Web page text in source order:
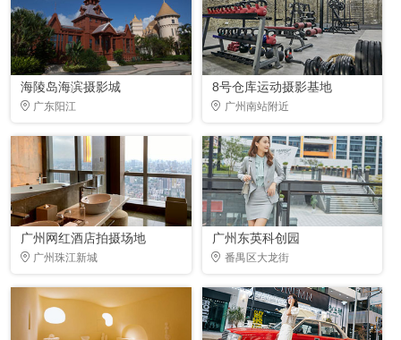
海陵岛海滨摄影城
广东阳江
8号仓库运动摄影基地
广州南站附近
广州网红酒店拍摄场地
广州珠江新城
广州东英科创园
番禺区大龙街